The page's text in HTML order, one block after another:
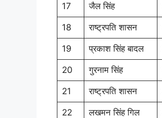
17 जैल सिंह
18 राष्ट्रपति शासन
19 प्रकाश सिंह बादल
20 गुरनाम सिंह
21 राष्ट्रपति शासन
22 लखमन सिंह गिल